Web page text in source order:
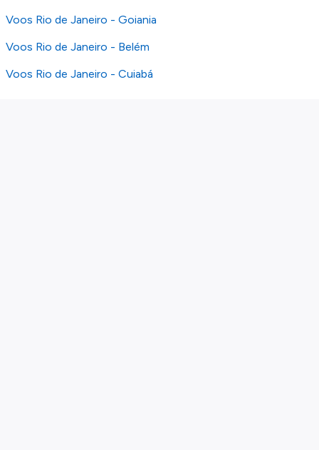
Voos Rio de Janeiro - Goiania
Voos Rio de Janeiro - Belém
Voos Rio de Janeiro - Cuiabá